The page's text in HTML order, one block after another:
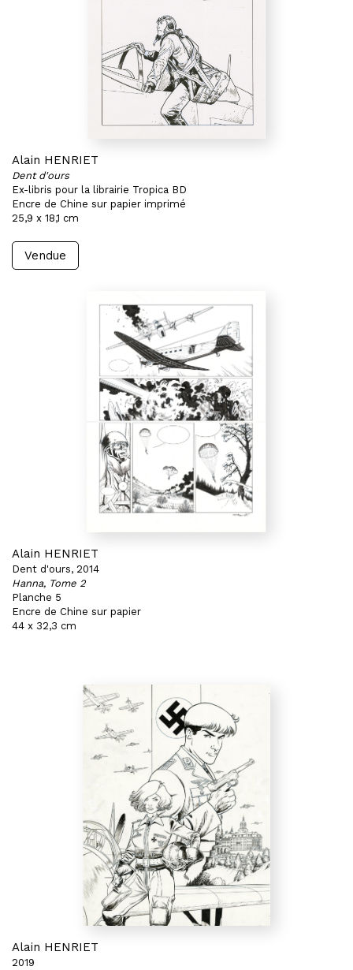
Alain HENRIET
Dent d'ours
Ex-libris pour la librairie Tropica BD
Encre de Chine sur papier imprimé
25,9 x 18,1 cm
Vendue
Alain HENRIET
Dent d'ours, 2014
Hanna, Tome 2
Planche 5
Encre de Chine sur papier
44 x 32,3 cm
Alain HENRIET
2019